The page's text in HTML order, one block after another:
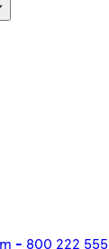
- 800 222 555